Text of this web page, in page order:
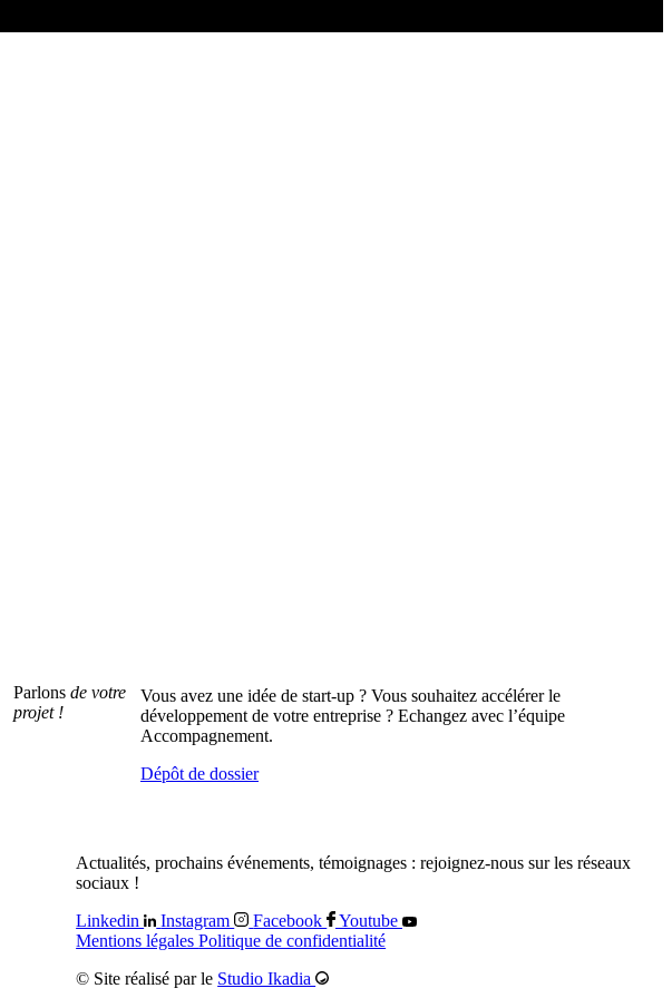
Parlons de votre
projet !
Vous avez une idée de start-up ? Vous souhaitez accélérer le
développement de votre entreprise ? Echangez avec l’équipe
Accompagnement.
Dépôt de dossier
Actualités, prochains événements, témoignages : rejoignez-nous sur les réseaux
sociaux !
Linkedin Instagram Facebook
Youtube
Mentions légalesPolitique de confidentialité
© Site réalisé par le Studio Ikadia